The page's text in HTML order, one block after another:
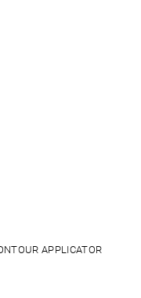
APPLICATOR